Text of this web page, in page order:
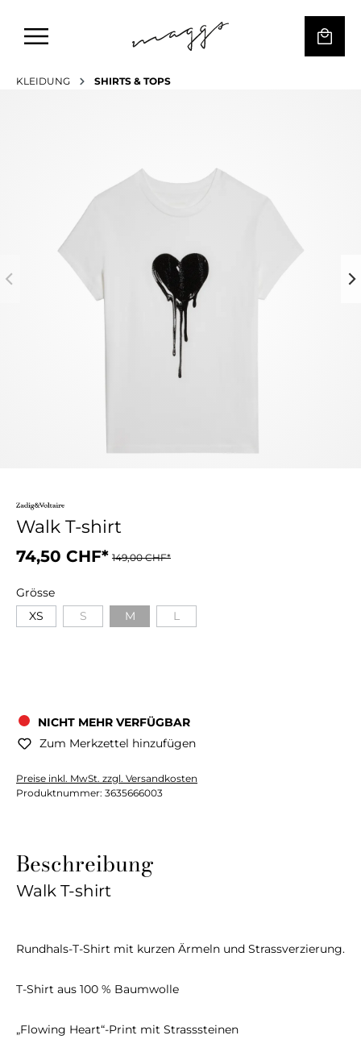
KLEIDUNG SHIRTS & TOPS
Walk T-shirt
74,50 CHF* 149,00 CHF*
Grösse
XS
S M L
NICHT MEHR VERFÜGBAR
Zum Merkzettel hinzufügen
Preise inkl. MwSt. zzgl. Versandkosten
Produktnummer: 3635666003
Beschreibung
Walk T-shirt
Rundhals-T-Shirt mit kurzen Ärmeln und Strassverzierung.
T-Shirt aus 100 % Baumwolle
„Flowing Heart“-Print mit Strasssteinen